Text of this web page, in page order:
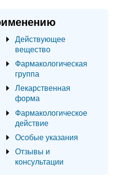
Действующее
вещество
Фармакологическая
группа
Лекарственная
форма
Фармакологическое
действие
Особые указания
Отзывы и
консультации